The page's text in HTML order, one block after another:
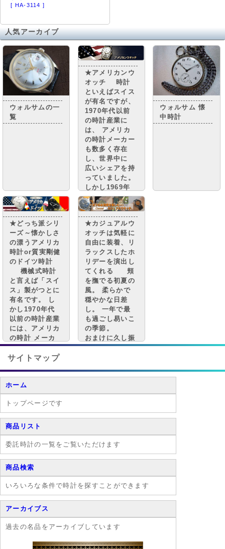
[ HA-3114 ]
人気アーカイブ
ウォルサムの一
覧
★アメリカンウ
オッチ 時計
といえばスイス
が有名ですが、
1970年代以前
の時計産業に
は、 アメリカ
の時計メーカー
も数多く存在
し、世界中に
広いシェアを持
っていました。
しかし1969年
日本発のクオー
ツショックによ
り大きな打撃を
受け、 多くの
アメリカの時計
メーカーは衰退
してしまいまし
た。
ウォルサム 懐
中時計
★どっち派シリ
ーズ～懐かしさ
の漂うアメリカ
時計or質実剛健
のドイツ時計
機械式時計
と言えば「スイ
ス」製がつとに
有名です。 し
かし1970年代
以前の時計産業
には、アメリカ
の時計 メーカ
ーも数多く存在
し、世界中に広
っていました。
また、時計
産業の創成期に
は「ドイツ」が
「イギリス」、
「フランス」、
そして「スイ
ス」でさえも凌
ぐほどの技術
を有していたこ
ともありまし
た。
★カジュアルウ
オッチは気軽に
自由に装着、リ
ラックスしたホ
リデーを演出し
てくれる 頬
を撫でる初夏の
風。 柔らかで
穏やかな日差
し。 一年で最
も過ごし易いこ
の季節。
おまけに久し振
りの休日。 ス
なくてもどこか
りますよね。
サイトマップ
ホーム
トップページです
商品リスト
委託時計の一覧をご覧いただけます
商品検索
いろいろな条件で時計を探すことができます
アーカイブス
過去の名品をアーカイブしています